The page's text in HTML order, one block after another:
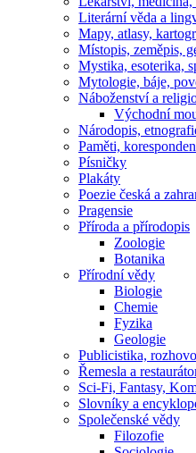
Literární věda a
Mapy, atlasy,
Místopis, zeměpis,
Mystika, esoterika,
Mytologie, báje,
Náboženství a
Východní
Národopis,
Paměti,
Písničky
Plakáty
Poezie česká a
Pragensie
Příroda a přírodopis
Zoologie
Botanika
Přírodní vědy
Biologie
Chemie
Fyzika
Geologie
Publicistika,
Řemesla a
Sci-Fi, Fantasy,
Slovníky a
Společenské vědy
Filozofie